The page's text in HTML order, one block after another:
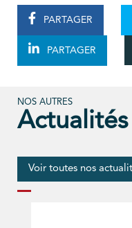
PARTAGER
PARTAGER
NOS AUTRES
Actualités
Voir toutes nos